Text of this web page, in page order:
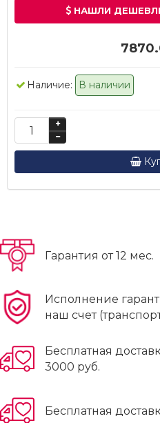
НАШЛИ
Наличие: В наличии
Гарантия от 12 мес.
Исполнение
наш счет
Бесплатная
3000 руб.
Бесплатная